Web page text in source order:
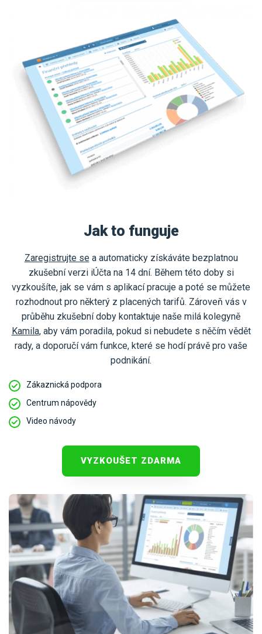
Jak to funguje
Zaregistrujte sea automaticky získáváte bezplatnou
zkušební verzi iÚčta na 14 dní. Během této doby si
vyzkoušíte, jak se vám s aplikací pracuje a poté se můžete
rozhodnout pro některý z placených tarifů. Zároveň vás v
průběhu zkušební doby kontaktuje naše milá kolegyně
Kamila, aby vám poradila, pokud si nebudete s něčím vědět
rady, a doporučí vám funkce, které se hodí právě pro vaše
podnikání.
Zákaznická podpora
Centrum nápovědy
Video návody
VYZKOUŠET ZDARMA